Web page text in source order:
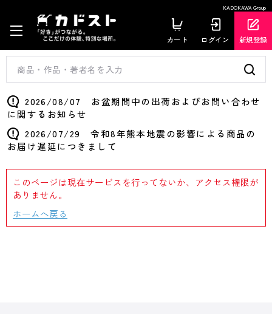
KADOKAWA Group
カート ログイン 新規登録
2026/08/07 お盆期間中の出荷およびお問い合わせ
に関するお知らせ
2026/07/29 令和8年熊本地震の影響による商品の
お届け遅延につきまして
このページは現在サービスを行ってないか、アクセス権限が
ありません。
ホームへ戻る